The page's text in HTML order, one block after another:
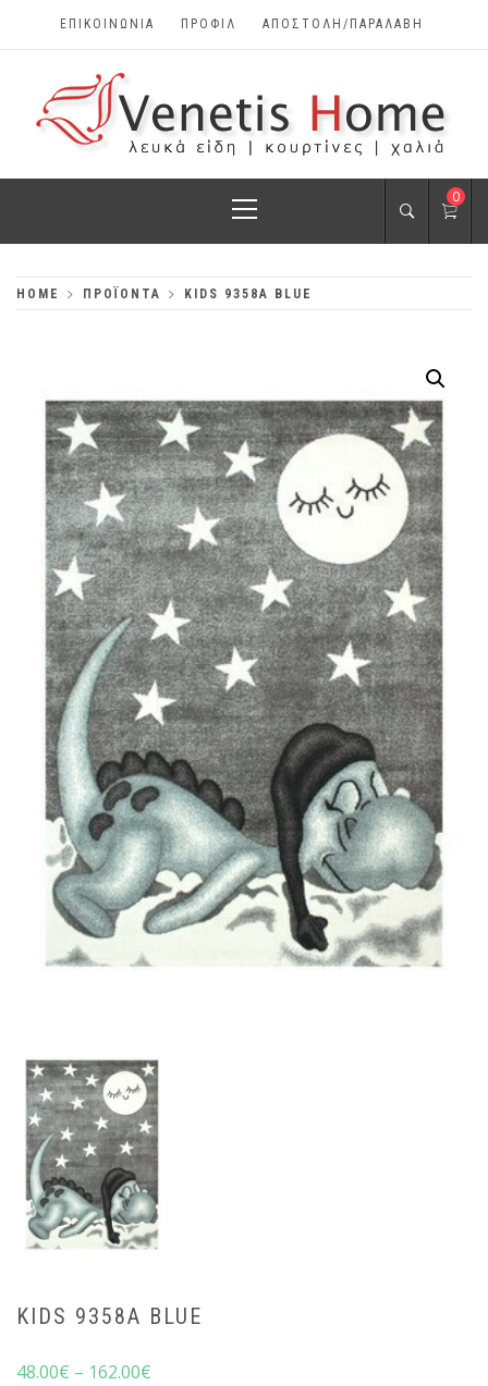
ΕΠΙΚΟΙΝΩΝΊΑ ΠΡΟΦΊΛ ΑΠΟΣΤΟΛΗ/ΠΑΡΑΛΑΒΗ
VENETIS HOME
ΧΑΛΙΆ, ΛΕΥΚΆ
Menu
0
HOME ΠΡΟΪΌΝΤΑ KIDS 9358A BLUE
KIDS 9358A BLUE
48.00€ – 162.00€